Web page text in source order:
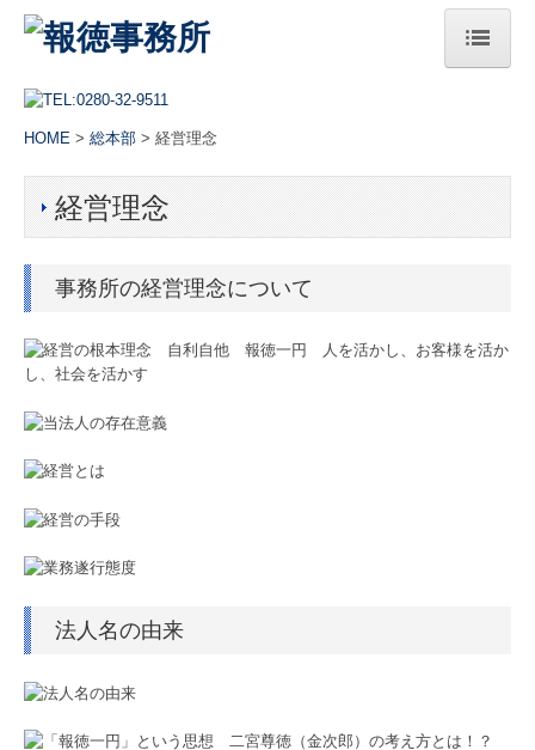
HOME
法人案内
サステナビリティへの取組み
アクセス
プレスリリース
著書
リンク集
HOME > 総本部 > 経営理念
経営理念
事務所の経営理念について
法人名の由来